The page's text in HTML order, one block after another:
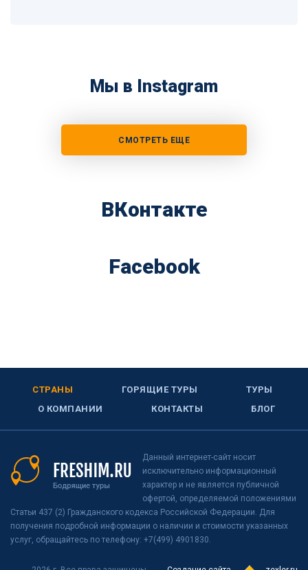
Мы в Instagram
СМОТРЕТЬ ЕЩЕ
ВКонтакте
Facebook
СТРАНЫ ГОРЯЩИЕ ТУРЫ
ТУРЫ
О КОМПАНИИ
КОНТАКТЫ БЛОГ
Данный интернет-сайт носит
исключительно информационный
характер и не является публичной
офертой, определяемой положениями
Статьи 437 (2) Гражданского кодекса Российской Федерации. Для
получения подробной информации о наличии и стоимости указанных
услуг, обращайтесь по телефону: +7(499) 4901830.